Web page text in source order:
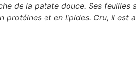
de la patate douce. Ses feuilles
protéines et en lipides. Cru, il est